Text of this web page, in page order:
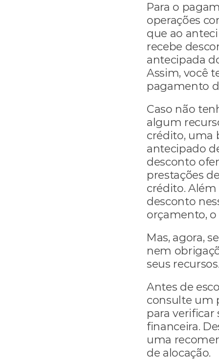
Para o
operações
que ao
recebe
antecipada
Assim, você
pagamento
Caso não
algum
crédito, uma
antecipado
desconto
prestações
crédito.
desconto
orçamento,
Mas, agora,
nem
seus
Antes de
consulte um
para verificar
financeira.
uma
de alocação.